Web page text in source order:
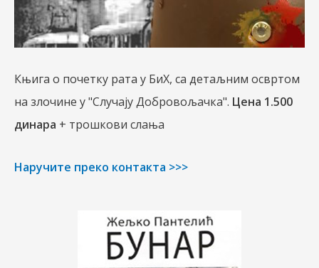
Књига о почетку рата у БиХ, са детаљним освртом
на злочине у "Случају Добровољачка". Цена 1.500
динара + трошкови слања
Наручите преко контакта >>>